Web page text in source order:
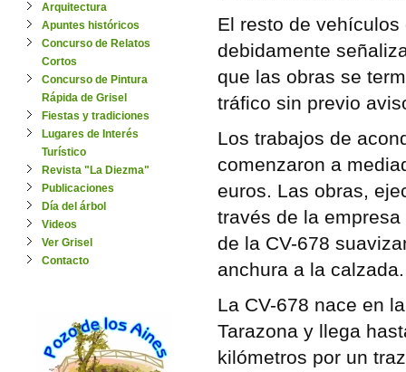
Arquitectura
Apuntes históricos
Concurso de Relatos
Cortos
Concurso de Pintura
Rápida de Grisel
Fiestas y tradiciones
Lugares de Interés
Turístico
Revista "La Diezma"
Publicaciones
Día del árbol
Videos
Ver Grisel
Contacto
El resto de
debidamente
que las obras se
tráfico sin previo
Los trabajos de
comenzaron a
euros. Las obras,
través de la
de la CV-678
anchura a la calzada.
La CV-678 nace en
Tarazona y llega
kilómetros por un